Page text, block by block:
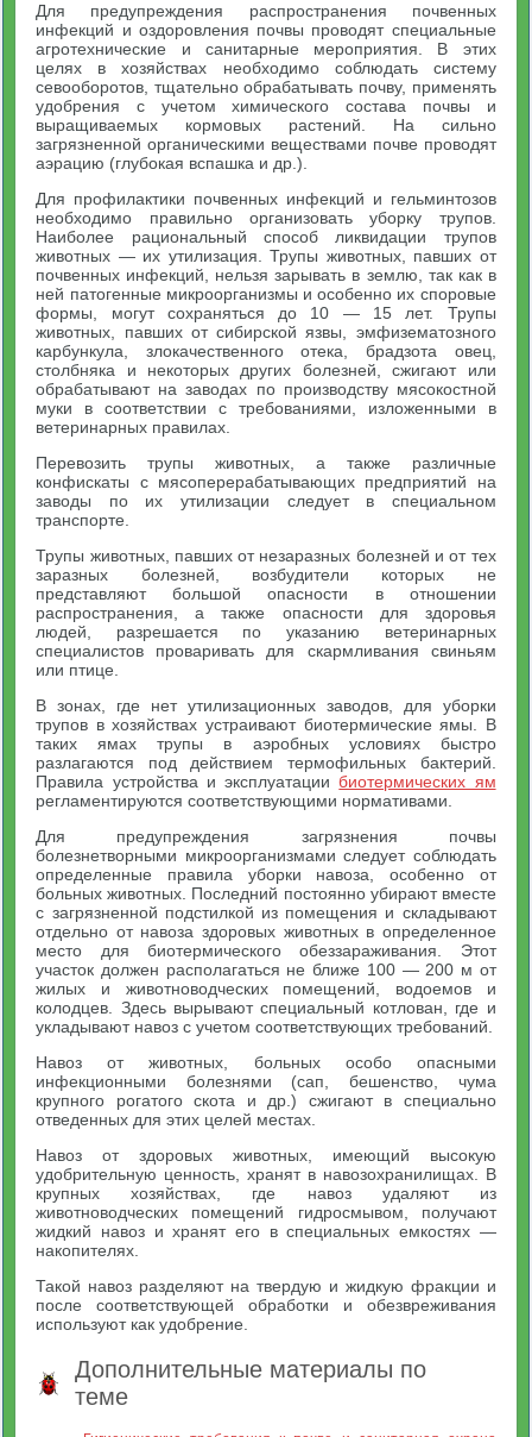
Для предупреждения распространения почвенных
инфекций и оздоровления почвы проводят специальные
агротехнические и санитарные мероприятия. В этих
целях в хозяйствах необходимо соблюдать систему
севооборотов, тщательно обрабатывать почву, применять
удобрения с учетом химического состава почвы и
выращиваемых кормовых растений. На сильно
загрязненной органическими веществами почве проводят
аэрацию (глубокая вспашка и др.).
Для профилактики почвенных инфекций и гельминтозов
необходимо правильно организовать уборку трупов.
Наиболее рациональный способ ликвидации трупов
животных — их утилизация. Трупы животных, павших от
почвенных инфекций, нельзя зарывать в землю, так как в
ней патогенные микроорганизмы и особенно их споровые
формы, могут сохраняться до 10 — 15 лет. Трупы
животных, павших от сибирской язвы, эмфизематозного
карбункула, злокачественного отека, брадзота овец,
столбняка и некоторых других болезней, сжигают или
обрабатывают на заводах по производству мясокостной
муки в соответствии с требованиями, изложенными в
ветеринарных правилах.
Перевозить трупы животных, а также различные
конфискаты с мясоперерабатывающих предприятий на
заводы по их утилизации следует в специальном
транспорте.
Трупы животных, павших от незаразных болезней и от тех
заразных болезней, возбудители которых не
представляют большой опасности в отношении
распространения, а также опасности для здоровья
людей, разрешается по указанию ветеринарных
специалистов проваривать для скармливания свиньям
или птице.
В зонах, где нет утилизационных заводов, для уборки
трупов в хозяйствах устраивают биотермические ямы. В
таких ямах трупы в аэробных условиях быстро
разлагаются под действием термофильных бактерий.
Правила устройства и эксплуатациибиотермических ям
регламентируются соответствующими нормативами.
Для предупреждения загрязнения почвы
болезнетворными микроорганизмами следует соблюдать
определенные правила уборки навоза, особенно от
больных животных. Последний постоянно убирают вместе
с загрязненной подстилкой из помещения и складывают
отдельно от навоза здоровых животных в определенное
место для биотермического обеззараживания. Этот
участок должен располагаться не ближе 100 — 200 м от
жилых и животноводческих помещений, водоемов и
колодцев. Здесь вырывают специальный котлован, где и
укладывают навоз с учетом соответствующих требований.
Навоз от животных, больных особо опасными
инфекционными болезнями (сап, бешенство, чума
крупного рогатого скота и др.) сжигают в специально
отведенных для этих целей местах.
Навоз от здоровых животных, имеющий высокую
удобрительную ценность, хранят в навозохранилищах. В
крупных хозяйствах, где навоз удаляют из
животноводческих помещений гидросмывом, получают
жидкий навоз и хранят его в специальных емкостях —
накопителях.
Такой навоз разделяют на твердую и жидкую фракции и
после соответствующей обработки и обезвреживания
используют как удобрение.
Дополнительные материалы по
теме